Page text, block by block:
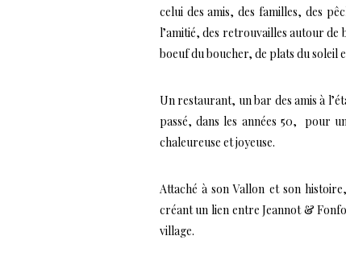
celui des amis, des familles, des
l’amitié, des retrouvailles autour de
boeuf du boucher, de plats du soleil
Un restaurant, un bar des amis à
passé, dans les années 50, pour
chaleureuse et joyeuse.
Attaché à son Vallon et son
créant un lien entre Jeannot &
village.